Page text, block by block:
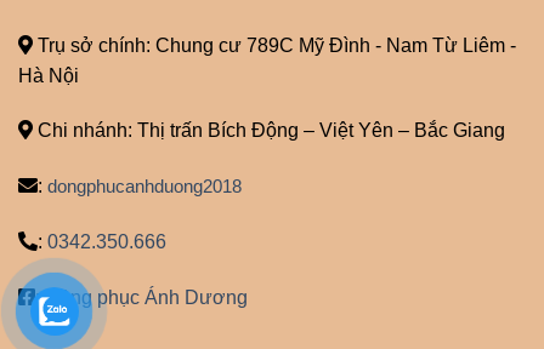
Trụ sở chính: Chung cư 789C Mỹ Đình - Nam Từ Liêm -
Hà Nội
Chi nhánh: Thị trấn Bích Động – Việt Yên – Bắc Giang
: dongphucanhduong2018
: 0342.350.666
:Đồng phục Ánh Dương